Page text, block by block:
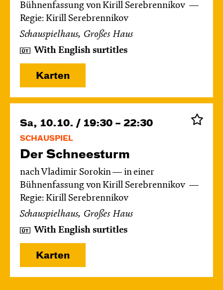
Bühnenfassung von Kirill Serebrennikov
Regie: Kirill Serebrennikov
Schauspielhaus, Großes Haus
With English surtitles
Karten
Sa, 10.10. / 19:30 – 22:30
SCHAUSPIEL
Der Schnee­sturm
nach Vladimir Sorokin — in einer
Bühnenfassung von Kirill Serebrennikov
Regie: Kirill Serebrennikov
Schauspielhaus, Großes Haus
With English surtitles
Karten